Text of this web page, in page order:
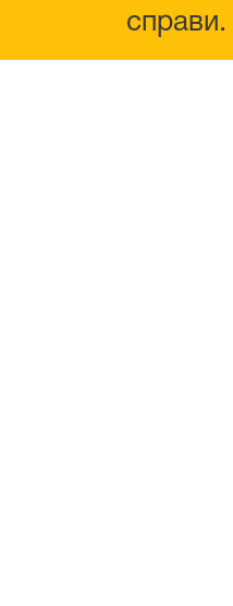
справи.